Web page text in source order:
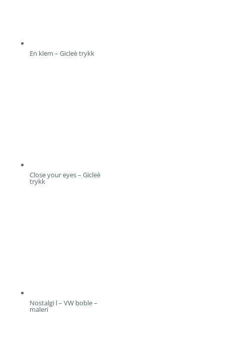
En klem – Gicleè trykk
Close your eyes – Gicleè
trykk
Nostalgi l – VW boble –
maleri